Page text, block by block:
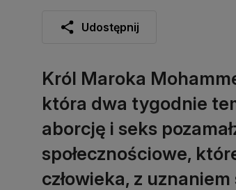
Udostępnij
Król Maroka
która dwa tygodnie
aborcję i seks
społecznościowe,
człowieka, z